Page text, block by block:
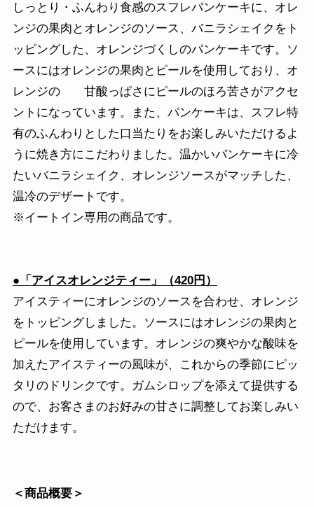
しっとり・ふんわり食感のスフレパンケーキに、オレ
ンジの果肉とオレンジのソース、バニラシェイクをト
ッピングした、オレンジづくしのパンケーキです。ソ
ースにはオレンジの果肉とピールを使用しており、オ
レンジの 甘酸っぱさにピールのほろ苦さがアクセ
ントになっています。また、パンケーキは、スフレ特
有のふんわりとした口当たりをお楽しみいただけるよ
うに焼き方にこだわりました。温かいパンケーキに冷
たいバニラシェイク、オレンジソースがマッチした、
温冷のデザートです。
※イートイン専用の商品です。
●「アイスオレンジティー」（420円）
アイスティーにオレンジのソースを合わせ、オレンジ
をトッピングしました。ソースにはオレンジの果肉と
ピールを使用しています。オレンジの爽やかな酸味を
加えたアイスティーの風味が、これからの季節にピッ
タリのドリンクです。ガムシロップを添えて提供する
ので、お客さまのお好みの甘さに調整してお楽しみい
ただけます。
＜商品概要＞